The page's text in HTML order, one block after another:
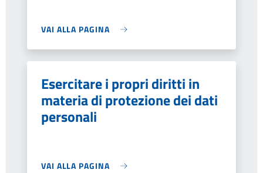
VAI ALLA PAGINA
Esercitare i propri diritti in
materia di protezione dei dati
personali
VAI ALLA PAGINA